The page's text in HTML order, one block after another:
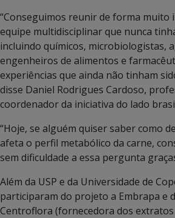
“Conseguimos reunir de forma muito
equipe multidisciplinar que nunca
incluindo químicos, microbiologistas,
engenheiros de alimentos e
experiências que ainda não tinham
disse Daniel Rodrigues Cardoso,
coordenador da iniciativa do lado
“Hoje, se alguém quiser saber como
afeta o perfil metabólico da carne,
sem dificuldade a essa pergunta
Além da USP e da Universidade de
participaram do projeto a Embrapa e
Centroflora (fornecedora dos extratos